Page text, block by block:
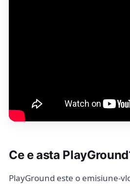
Ce e asta
PlayGround este o emisiune-